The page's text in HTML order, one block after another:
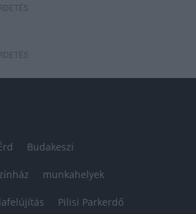
Budakeszi
munkahelyek
Pilisi Parkerdő